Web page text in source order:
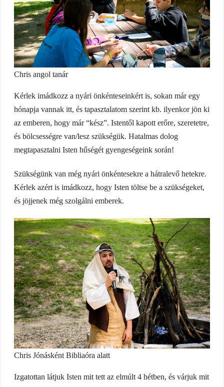
Chris angol tanár
Kérlek imádkozz a nyári önkénteseinkért is, sokan már egy
hónapja vannak itt, és tapasztalatom szerint kb. ilyenkor jön ki
az emberen, hogy már “kész”. Istentől kapott erőre, szeretetre,
és bölcsességre van/lesz szükségük. Hatalmas dolog
megtapasztalni Isten hűségét gyengeségeink során!
Szükségünk van még nyári önkéntesekre a hátralevő hetekre.
Kérlek azért is imádkozz, hogy Isten töltse be a szükségeket,
és jöjjenek még szolgálni emberek.
Chris Jónásként Bibliaóra alatt
Izgatottan látjuk Isten mit tett az elmúlt 4 hétben, és várjuk mit